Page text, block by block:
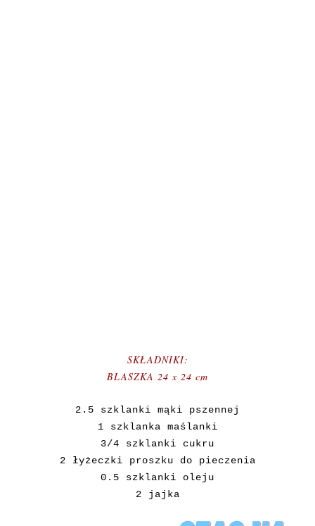
SKŁADNIKI:
BLASZKA 24 x 24 cm
2.5 szklanki mąki pszennej
1 szklanka maślanki
3/4 szklanki cukru
2 łyżeczki proszku do pieczenia
0.5 szklanki oleju
2 jajka